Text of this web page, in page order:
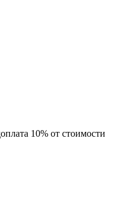
10% от стоимости